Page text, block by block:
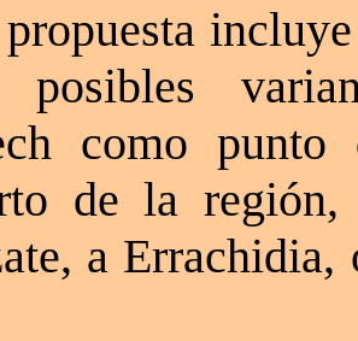
posibles
como
de la
a